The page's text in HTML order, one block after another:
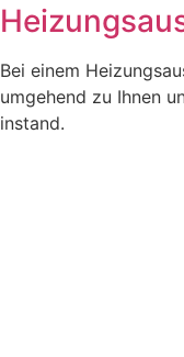
Bei einem
umgehend zu Ihnen
instand.